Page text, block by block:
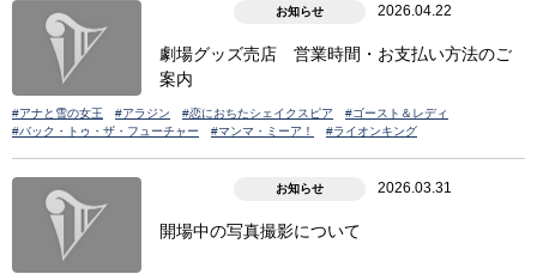
お知らせ 2026.04.22
劇場グッズ売店 営業時間・お支払い方法のご
案内
#アナと雪の女王 #アラジン #恋におちたシェイクスピア
#ゴースト＆レディ
#バック・トゥ・ザ・フューチャー
#マンマ・ミーア！ #ライオンキング
お知らせ 2026.03.31
開場中の写真撮影について